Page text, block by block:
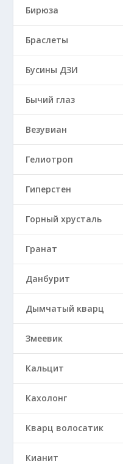
Бирюза
Браслеты
Бусины ДЗИ
Бычий глаз
Везувиан
Гелиотроп
Гиперстен
Горный хрусталь
Гранат
Данбурит
Дымчатый кварц
Змеевик
Кальцит
Кахолонг
Кварц волосатик
Кианит